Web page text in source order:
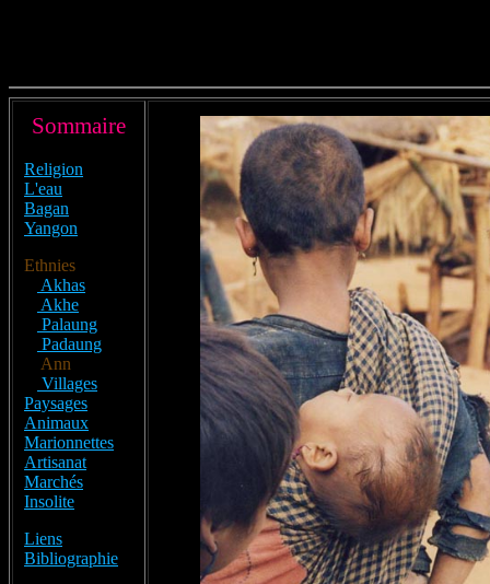
Sommaire
Religion
L'eau
Bagan
Yangon
Ethnies
Akhas
Akhe
Palaung
Padaung
Ann
Villages
Paysages
Animaux
Marionnettes
Artisanat
Marchés
Insolite
Liens
Bibliographie